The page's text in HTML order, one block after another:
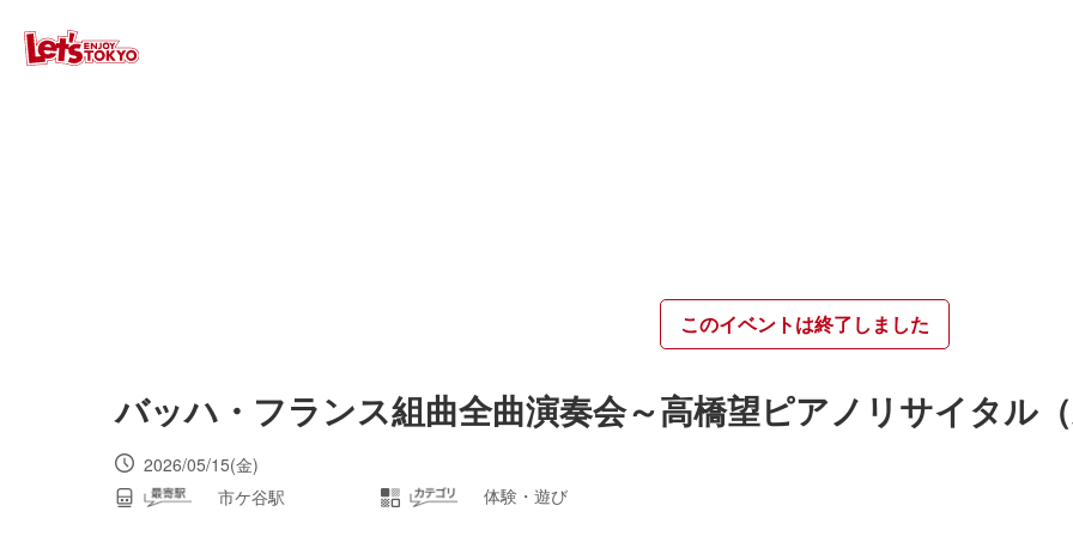
このイベントは終了しました
バッハ・フランス組曲全曲演奏会～高橋望ピアノリサイタル
2026/05/15(金)
市ケ谷駅
体験・遊び